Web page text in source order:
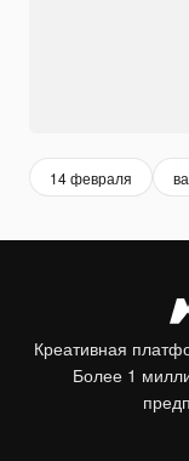
14 февраля
Креативная
Более 1